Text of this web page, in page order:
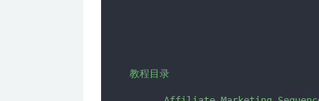
教程目录